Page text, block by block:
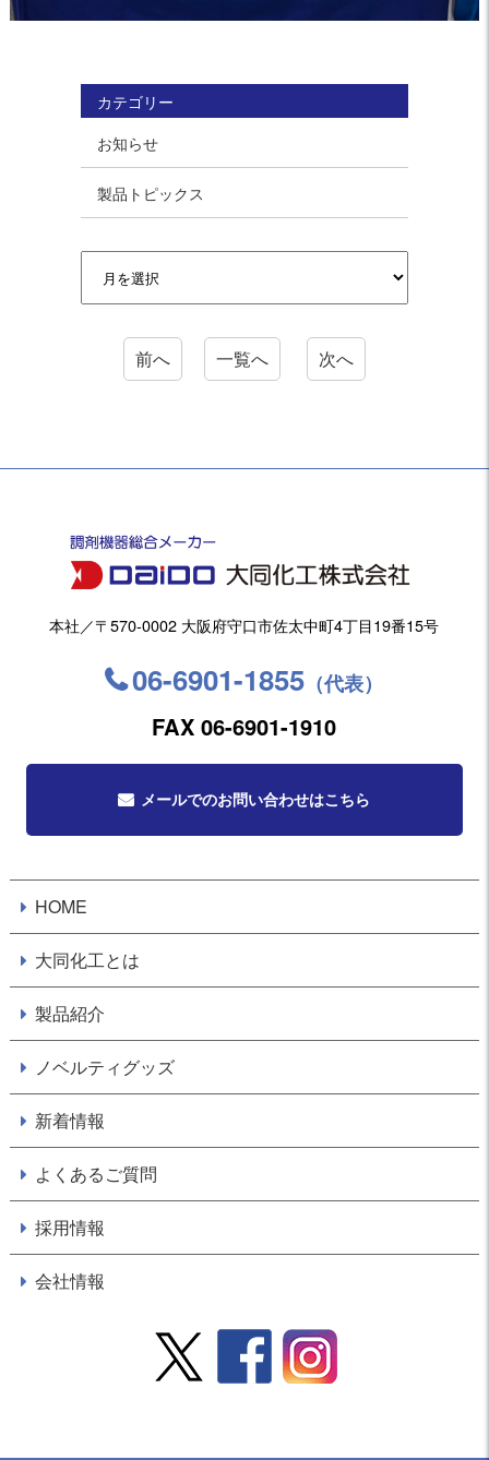
カテゴリー
お知らせ
製品トピックス
前へ 一覧へ 次へ
本社／〒570-0002 大阪府守口市佐太中町4丁目19番15号
06-6901-1855 （代表）
FAX 06-6901-1910
メールでのお問い合わせはこちら
HOME
大同化工とは
製品紹介
ノベルティグッズ
新着情報
よくあるご質問
採用情報
会社情報